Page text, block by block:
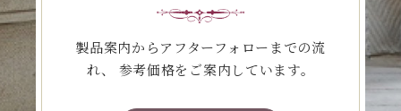
製品案内からアフターフォローまでの流
れ、
参考価格をご案内しています。